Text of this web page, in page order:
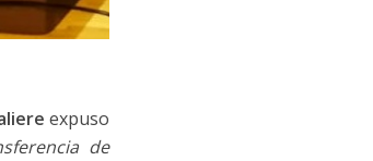
expuso
de